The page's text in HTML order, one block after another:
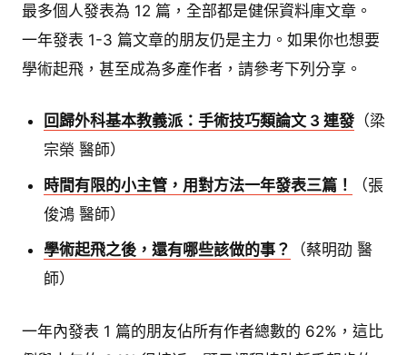
最多個人發表為 12 篇，全部都是健保資料庫文章。
一年發表 1-3 篇文章的朋友仍是主力。如果你也想要
學術起飛，甚至成為多產作者，請參考下列分享。
回歸外科基本教義派：手術技巧類論文 3 連發（梁
宗榮 醫師）
時間有限的小主管，用對方法一年發表三篇！
（張
俊鴻 醫師）
學術起飛之後，還有哪些該做的事？
（蔡明劭 醫
師）
一年內發表 1 篇的朋友佔所有作者總數的 62%，這比